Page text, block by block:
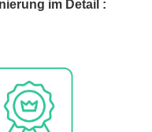
Ihre Sanierung im Detail :